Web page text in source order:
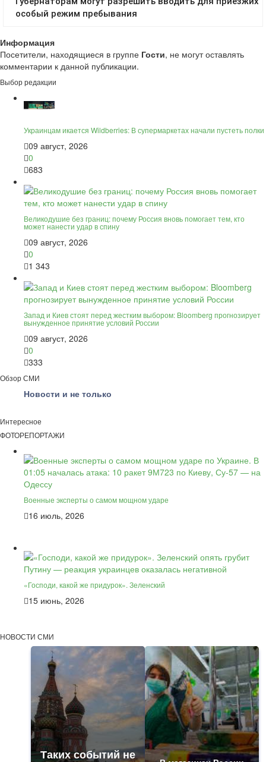
Информация
Посетители, находящиеся в группе Гости, не могут оставлять
комментарии к данной публикации.
Выбор редакции
Украинцам икается Wildberries: В супермаркетах начали пустеть полки
09 август, 2026
0
683
Великодушие без границ: почему Россия вновь помогает тем, кто
может нанести удар в спину
09 август, 2026
0
1 343
Запад и Киев стоят перед жестким выбором: Bloomberg прогнозирует
вынужденное принятие условий России
09 август, 2026
0
333
Обзор СМИ
Новости и не только
Интересное
ФОТОРЕПОРТАЖИ
Военные эксперты о самом мощном ударе
16 июль, 2026
«Господи, какой же придурок». Зеленский
15 июнь, 2026
НОВОСТИ СМИ
Таких событий не